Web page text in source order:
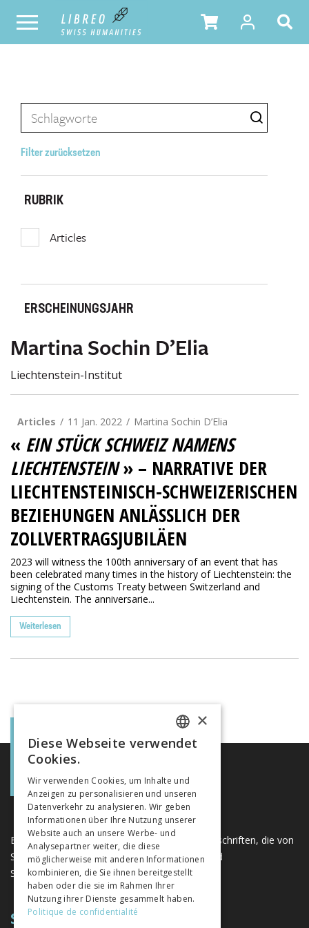
Filter zurücksetzen
RUBRIK
Articles
ERSCHEINUNGSJAHR
Martina Sochin D’Elia
Liechtenstein-Institut
Articles 11 Jan. 2022 Martina Sochin D’Elia
« EIN STÜCK SCHWEIZ NAMENS
LIECHTENSTEIN» – NARRATIVE DER
LIECHTENSTEINISCH-SCHWEIZERISCHEN
BEZIEHUNGEN ANLÄSSLICH DER
ZOLLVERTRAGSJUBILÄEN
2023 will witness the 100th anniversary of an event that has
been celebrated many times in the history of Liechtenstein: the
signing of the Customs Treaty between Switzerland and
Liechtenstein. The anniversarie...
Weiterlesen
Eine einzigartige Plattform für Bücher und Zeitschriften, die von
Schweizer Verlagen im Bereich der Geistes- und
Sozialwissenschaften herausgegeben werden.
SITEMAP
FRENCH
ITALIAN
×
Diese Webseite verwendet
Cookies.
Wir verwenden Cookies, um Inhalte und
Anzeigen zu personalisieren und unseren
Datenverkehr zu analysieren. Wir geben
Informationen über Ihre Nutzung unserer
Website auch an unsere Werbe- und
Analysepartner weiter, die diese
möglicherweise mit anderen Informationen
kombinieren, die Sie ihnen bereitgestellt
haben oder die sie im Rahmen Ihrer
Nutzung ihrer Dienste gesammelt haben.
Politique de confidentialité